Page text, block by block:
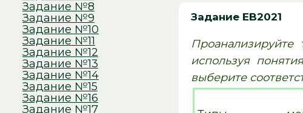
Задание EB2021
Проанализируйте
используя
выберите
Задание №8
Задание №9
Задание №10
Задание №11
Задание №12
Задание №13
Задание №14
Задание №15
Задание №16
Задание №17